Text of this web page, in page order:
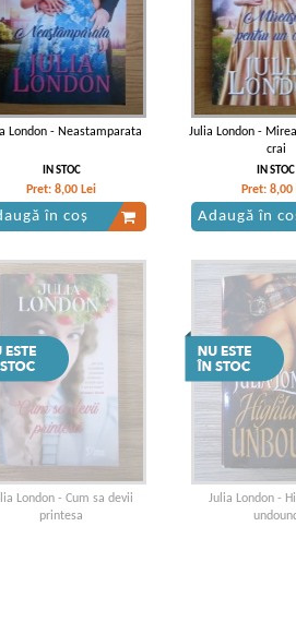
London - Neastamparata
IN STOC
Pret:8,00 Lei
în coș
Julia London -
crai
IN STOC
Pret: 8,00
Adaugă în
London - Cum sa devii
printesa
Julia London -
undound